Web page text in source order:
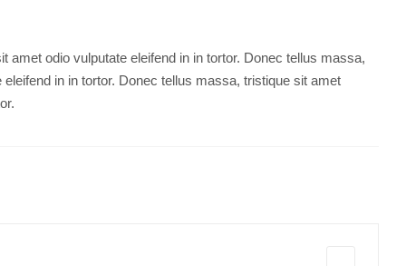
odio vulputate eleifend in in tortor. Donec tellus massa,
in in tortor. Donec tellus massa, tristique sit amet